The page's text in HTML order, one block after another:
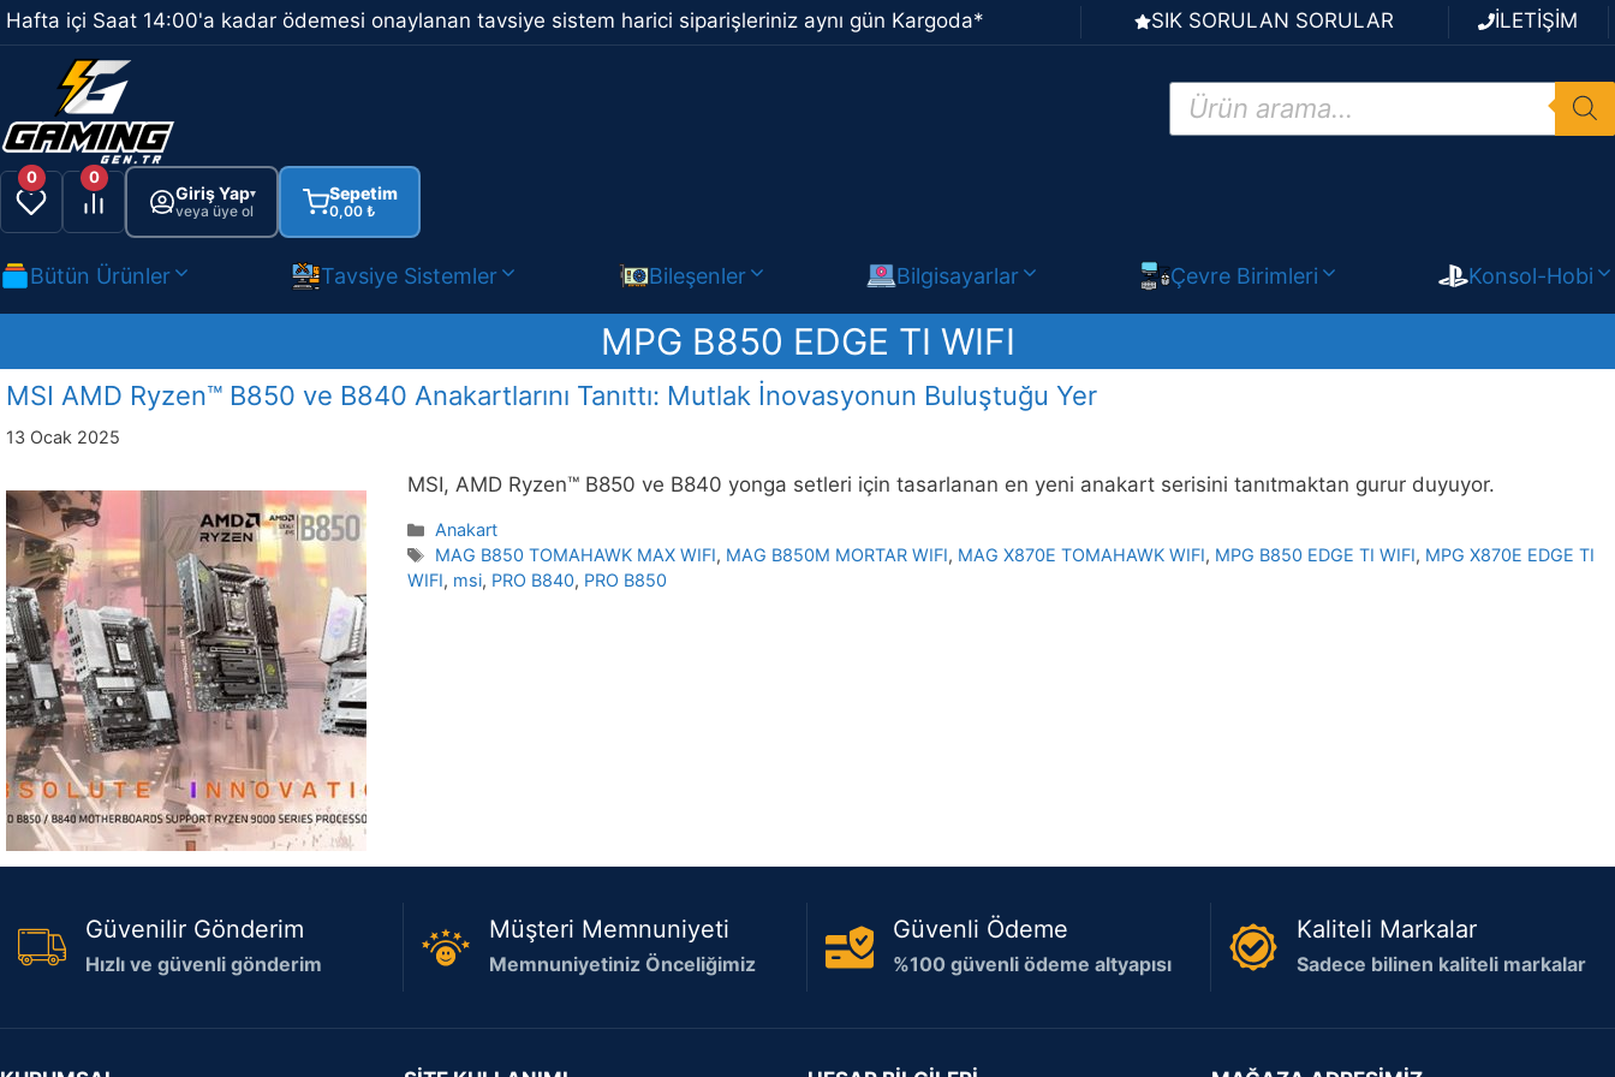
İçeriğe
atla
Hafta içi Saat 14:00'a kadar ödemesi onaylanan tavsiye sistem harici siparişleriniz aynı gün Kargoda* SIK SORULAN SORULAR İLETİŞİM
Products
search
0 0
Giriş Yap▾
veya üye ol
Sepetim
0,00 ₺
Bütün Ürünler Tavsiye Sistemler Bileşenler Bilgisayarlar Çevre Birimleri Konsol-Hobi
MPG B850 EDGE TI WIFI
MSI AMD Ryzen™ B850 ve B840 Anakartlarını Tanıttı: Mutlak İnovasyonun Buluştuğu Yer
13 Ocak 2025
MSI, AMD Ryzen™ B850 ve B840 yonga setleri için tasarlanan en yeni anakart serisini tanıtmaktan gurur duyuyor.
Kategoriler
Anakart
Etiketler
MAG B850 TOMAHAWK MAX WIFI, MAG B850M MORTAR WIFI, MAG X870E TOMAHAWK WIFI, MPG B850 EDGE TI WIFI, MPG X870E EDGE TI
WIFI, msi, PRO B840, PRO B850
Güvenilir Gönderim
Hızlı ve güvenli gönderim
Müşteri Memnuniyeti
Memnuniyetiniz Önceliğimiz
Güvenli Ödeme
%100 güvenli ödeme altyapısı
Kaliteli Markalar
Sadece bilinen kaliteli markalar